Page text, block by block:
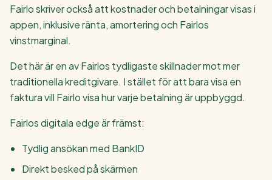
Fairlo skriver också att kostnader och betalningar visas i
appen, inklusive ränta, amortering och Fairlos
vinstmarginal.
Det här är en av Fairlos tydligaste skillnader mot mer
traditionella kreditgivare. I stället för att bara visa en
faktura vill Fairlo visa hur varje betalning är uppbyggd.
Fairlos digitala edge är främst:
Tydlig ansökan med BankID
Direkt besked på skärmen